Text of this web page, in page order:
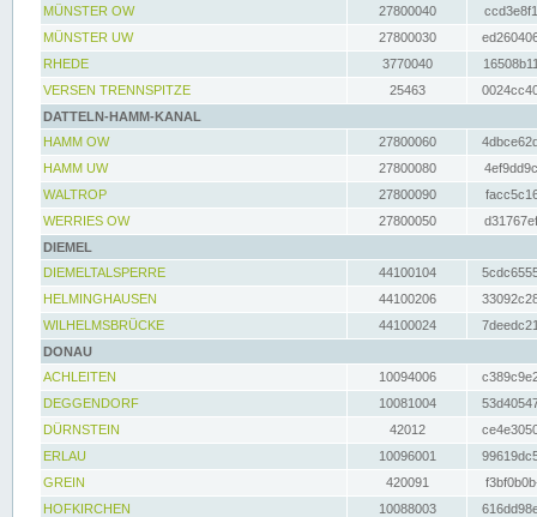
MÜNSTER OW
27800040
MÜNSTER UW
27800030
RHEDE
3770040
VERSEN TRENNSPITZE
25463
DATTELN-HAMM-KANAL
HAMM OW
27800060
HAMM UW
27800080
WALTROP
27800090
WERRIES OW
27800050
DIEMEL
DIEMELTALSPERRE
44100104
HELMINGHAUSEN
44100206
WILHELMSBRÜCKE
44100024
DONAU
ACHLEITEN
10094006
DEGGENDORF
10081004
DÜRNSTEIN
42012
ERLAU
10096001
GREIN
420091
HOFKIRCHEN
10088003